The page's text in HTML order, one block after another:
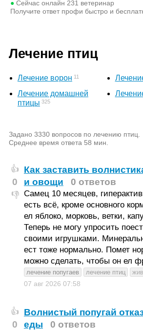
●Сейчас онлайн 231 ветеринар
Получите ответ профи быстро и
Лечение птиц
Лечение ворон 11
Лечение домашней
птицы 325
Задано 3330 вопросов по лечению птиц.
Среднее время ответа 58 мин.
👍
0
👎
Как заставить
и овощи
0 ответов
Самец 10 месяцев,
есть всё, кроме основного
ел яблоко, морковь, ветки,
Теперь не могу упросить
своими игрушками.
ест тоже нормально. Помет
можно сделать, чтобы он ел
лечение попугаев лечение птиц
07 авг 2026 07:58
👍
0
Волнистый попугай
еды
0 ответов